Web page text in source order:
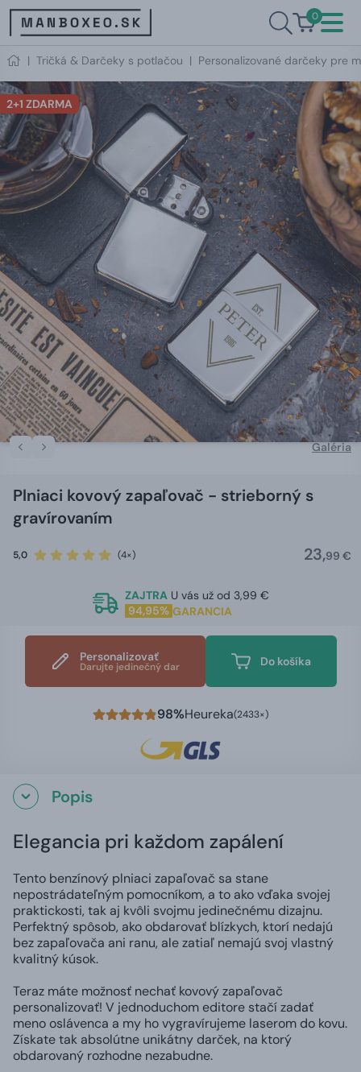
0
| Tričká & Darčeky s potlačou | Personalizované darčeky pre
2+1 ZDARMA
Galéria
Plniaci kovový zapaľovač - strieborný s
gravírovaním
5,0 (4×) 23,99 €
ZAJTRA U vás už od 3,99 €
94,95% GARANCIA
Personalizovať
Darujte jedinečný dar Do košíka
98%Heureka(2433×)
Popis
Elegancia pri každom zapálení
Tento benzínový plniaci zapaľovač sa stane
nepostrádateľným pomocníkom, a to ako vďaka svojej
praktickosti, tak aj kvôli svojmu jedinečnému dizajnu.
Perfektný spôsob, ako obdarovať blízkych, ktorí nedajú
bez zapaľovača ani ranu, ale zatiaľ nemajú svoj vlastný
kvalitný kúsok.
Teraz máte možnosť nechať kovový zapaľovač
personalizovať! V jednoduchom editore stačí zadať
meno oslávenca a my ho vygravírujeme laserom do kovu.
Získate tak absolútne unikátny darček, na ktorý
obdarovaný rozhodne nezabudne.